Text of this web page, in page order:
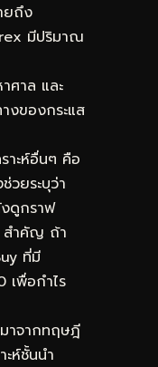
ยถึง
มีปริมาณ
ศาล และ
ของกระแส
ะห์อื่นๆ คือ
วยระบุว่า
ดูกราฟ
สำคัญ ถ้า
ที่มี
เพื่อกำไร
าจากทฤษฎี
ห์ชั้นนำ